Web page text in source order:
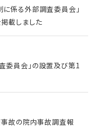
係る外部調査委員会」
載しました
委員会」の設置及び第1
故の院内事故調査報